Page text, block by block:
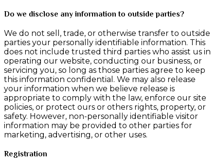
Do we disclose any information to outside parties?
We do not sell, trade, or otherwise transfer to outside
parties your personally identifiable information. This
does not include trusted third parties who assist us in
operating our website, conducting our business, or
servicing you, so long as those parties agree to keep
this information confidential. We may also release
your information when we believe release is
appropriate to comply with the law, enforce our site
policies, or protect ours or others rights, property, or
safety. However, non-personally identifiable visitor
information may be provided to other parties for
marketing, advertising, or other uses.
Registration